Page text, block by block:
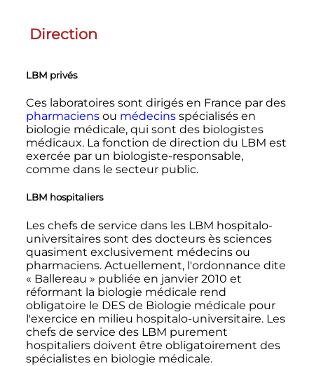
Direction
LBM privés
Ces laboratoires sont dirigés en France par des
pharmaciensou médecinsspécialisés en
biologie médicale, qui sont des biologistes
médicaux. La fonction de direction du LBM est
exercée par un biologiste-responsable,
comme dans le secteur public.
LBM hospitaliers
Les chefs de service dans les LBM hospitalo-
universitaires sont des docteurs ès sciences
quasiment exclusivement médecins ou
pharmaciens. Actuellement, l'ordonnance dite
« Ballereau » publiée en janvier 2010 et
réformant la biologie médicale rend
obligatoire le DES de Biologie médicale pour
l'exercice en milieu hospitalo-universitaire. Les
chefs de service des LBM purement
hospitaliers doivent être obligatoirement des
spécialistes en biologie médicale.